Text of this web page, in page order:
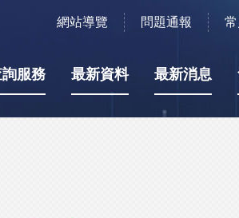
網站導覽 問題通報
服務 最新資料 最新消息